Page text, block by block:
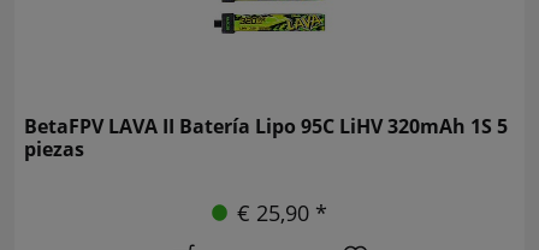
BetaFPV LAVA II Batería Lipo 95C LiHV 320mAh 1S 5
piezas
€ 25,90 *